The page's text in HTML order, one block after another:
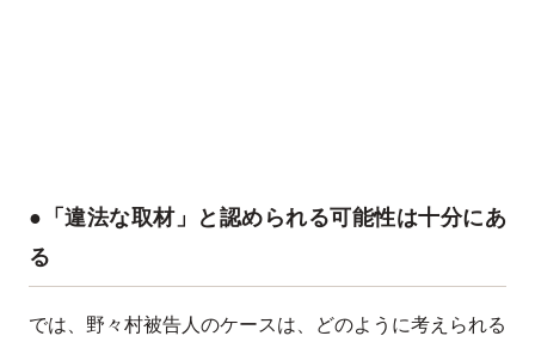
●「違法な取材」と認められる可能性は十分にあ
る
では、野々村被告人のケースは、どのように考えられる